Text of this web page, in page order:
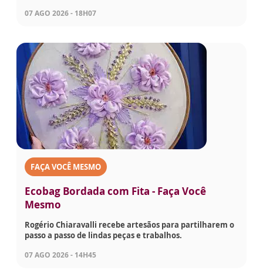
07 AGO 2026 - 18H07
FAÇA VOCÊ MESMO
Ecobag Bordada com Fita - Faça Você
Mesmo
Rogério Chiaravalli recebe artesãos para partilharem o
passo a passo de lindas peças e trabalhos.
07 AGO 2026 - 14H45